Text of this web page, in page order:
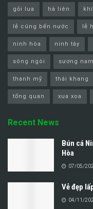
gỏi lua hà liên
lễ cúng bến nước lễ
ninh hòa ninh tây
sông ngòi sương nam
thanh mỹ thái khang
tổng quan xua xoa
Recent News
Bún cá
Hòa
07/05/
Vẻ đẹp
04/11/